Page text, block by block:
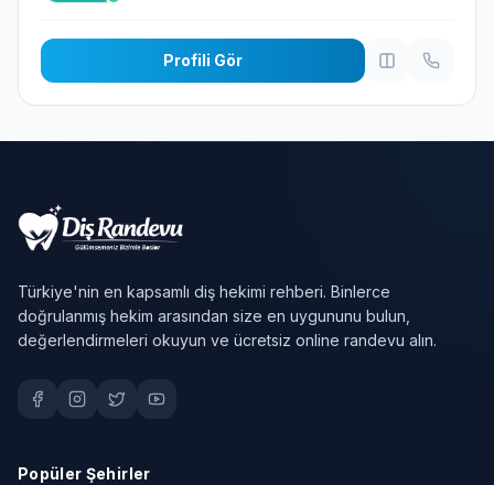
Profili Gör
Türkiye'nin en kapsamlı diş hekimi rehberi. Binlerce
doğrulanmış hekim arasından size en uygununu bulun,
değerlendirmeleri okuyun ve ücretsiz online randevu alın.
Popüler Şehirler